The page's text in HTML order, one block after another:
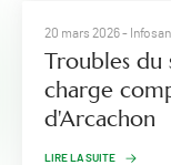
20 mars 2026-
Troubles du
charge
d'Arcachon
LIRE LA SUITE